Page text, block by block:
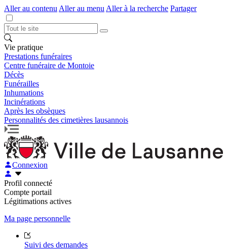
Aller au contenu Aller au menu Aller à la recherche Partager
Vie pratique
Prestations funéraires
Centre funéraire de Montoie
Décès
Funérailles
Inhumations
Incinérations
Après les obsèques
Personnalités des cimetières lausannois
Connexion
Profil connecté
Compte portail
Légitimations actives
Ma page personnelle
Suivi des demandes